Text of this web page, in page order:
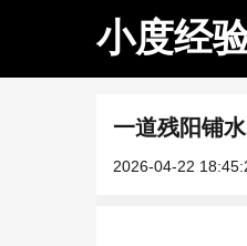
小度经
一道残阳铺
2026-04-22